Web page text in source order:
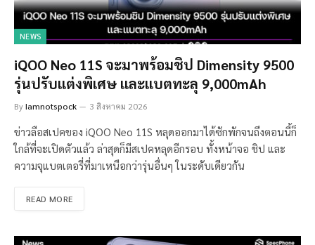
NEWS
iQOO Neo 11S จะมาพร้อมชิป Dimensity 9500
รุ่นปรับแต่งพิเศษ และแบตทะลุ 9,000mAh
ByIamnotspock 3 สิงหาคม 2026
ข่าวลือสเปคของ iQOO Neo 11S หลุดออกมาได้ซักพักจนถึงตอนนี้ก็
ใกล้ที่จะเปิดตัวแล้ว ล่าสุดก็มีสเปคหลุดอีกรอบ ทั้งหน้าจอ ชิป และ
ความจุแบตเตอรี่ที่มาเหนือกว่ารุ่นอื่นๆ ในระดับเดียวกัน
READ MORE